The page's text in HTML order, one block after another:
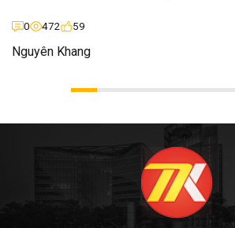
0 472 59
Nguyên Khang